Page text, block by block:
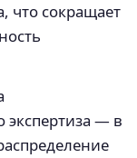
что сокращает
экспертиза — в